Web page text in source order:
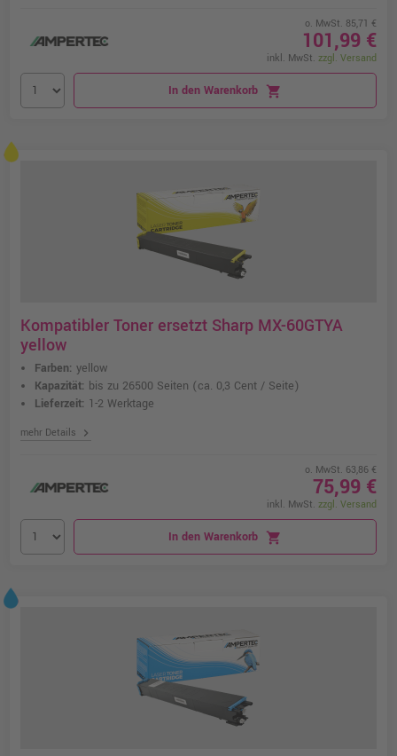
o. MwSt. 85,71 €
101,99 €
inkl. MwSt. zzgl. Versand
In den Warenkorb shopping_cart
Kompatibler Toner ersetzt Sharp MX-60GTYA
yellow
Farben: yellow
Kapazität: bis zu 26500 Seiten (ca. 0,3 Cent / Seite)
Lieferzeit: 1-2 Werktage
mehr Details chevron_right
o. MwSt. 63,86 €
75,99 €
inkl. MwSt. zzgl. Versand
In den Warenkorb shopping_cart